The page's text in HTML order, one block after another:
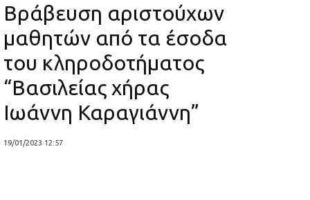
Βράβευση αριστούχων
μαθητών από τα έσοδα
του κληροδοτήματος
“Βασιλείας χήρας
Ιωάννη Καραγιάννη”
19/01/2023 12:57